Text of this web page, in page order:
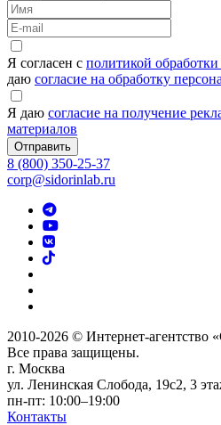
Я согласен с политикой
даю согласие на обработку
Я даю согласие на получение
материалов
Отправить
8 (800) 350-25-37
corp@sidorinlab.ru
2010-2026 © Интернет-агентство
Все права защищены.
г. Москва
ул. Ленинская Слобода, 19с2, 3
пн-пт: 10:00–19:00
Контакты